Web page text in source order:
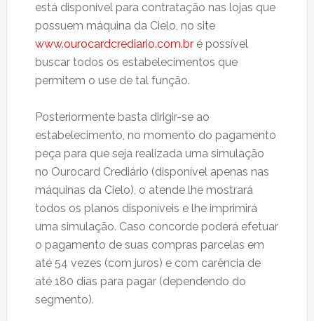
está disponível para contratação nas lojas que
possuem máquina da Cielo, no site
www.ourocardcrediario.com.bré possível
buscar todos os estabelecimentos que
permitem o use de tal função.
Posteriormente basta dirigir-se ao
estabelecimento, no momento do pagamento
peça para que seja realizada uma simulação
no Ourocard Crediário (disponível apenas nas
máquinas da Cielo), o atende lhe mostrará
todos os planos disponíveis e lhe imprimirá
uma simulação. Caso concorde poderá efetuar
o pagamento de suas compras parcelas em
até 54 vezes (com juros) e com carência de
até 180 dias para pagar (dependendo do
segmento).